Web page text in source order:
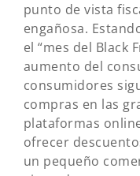
punto de vista
engañosa.
el “mes del Black
aumento del
consumidores
compras en las
plataformas
ofrecer
un pequeño